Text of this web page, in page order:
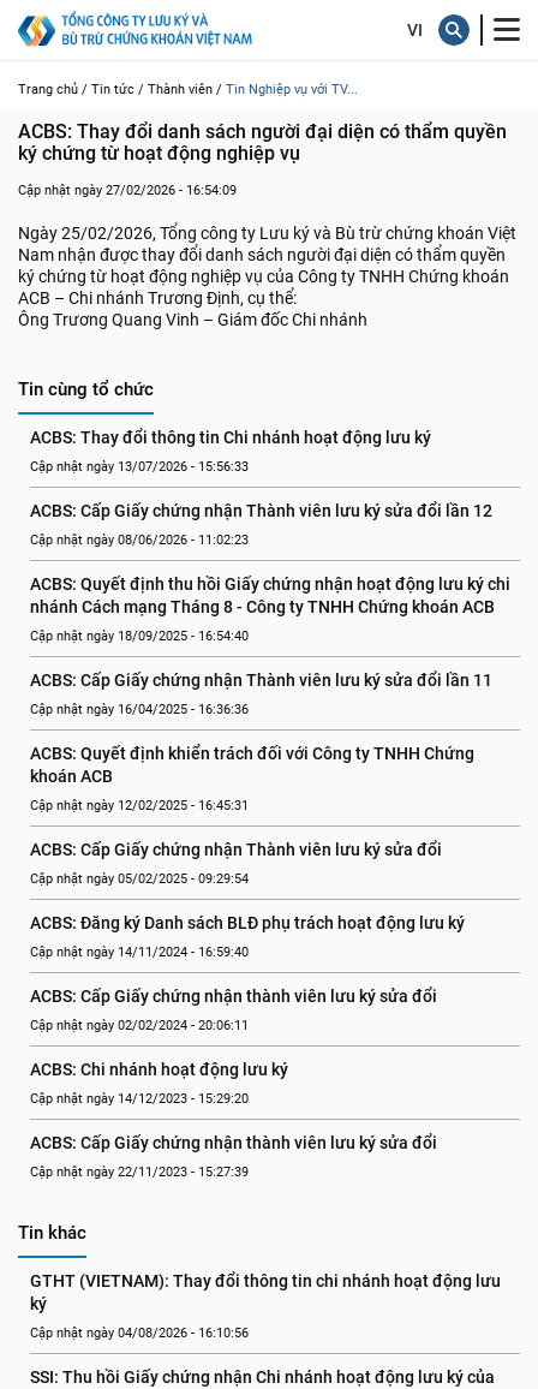
Trang chủ / Tin tức / Thành viên / Tin Nghiệp vụ với TV...
ACBS: Thay đổi danh sách người đại diện có thẩm quyền
ký chứng từ hoạt động nghiệp vụ
Cập nhật ngày 27/02/2026 - 16:54:09
Ngày 25/02/2026, Tổng công ty Lưu ký và Bù trừ chứng khoán Việt
Nam nhận được thay đổi danh sách người đại diện có thẩm quyền
ký chứng từ hoạt động nghiệp vụ của Công ty TNHH Chứng khoán
ACB – Chi nhánh Trương Định, cụ thể:
Ông Trương Quang Vinh – Giám đốc Chi nhánh
Tin cùng tổ chức
ACBS: Thay đổi thông tin Chi nhánh hoạt động lưu ký
Cập nhật ngày 13/07/2026 - 15:56:33
ACBS: Cấp Giấy chứng nhận Thành viên lưu ký sửa đổi lần 12
Cập nhật ngày 08/06/2026 - 11:02:23
ACBS: Quyết định thu hồi Giấy chứng nhận hoạt động lưu ký chi
nhánh Cách mạng Tháng 8 - Công ty TNHH Chứng khoán ACB
Cập nhật ngày 18/09/2025 - 16:54:40
ACBS: Cấp Giấy chứng nhận Thành viên lưu ký sửa đổi lần 11
Cập nhật ngày 16/04/2025 - 16:36:36
ACBS: Quyết định khiển trách đối với Công ty TNHH Chứng
khoán ACB
Cập nhật ngày 12/02/2025 - 16:45:31
ACBS: Cấp Giấy chứng nhận Thành viên lưu ký sửa đổi
Cập nhật ngày 05/02/2025 - 09:29:54
ACBS: Đăng ký Danh sách BLĐ phụ trách hoạt động lưu ký
Cập nhật ngày 14/11/2024 - 16:59:40
ACBS: Cấp Giấy chứng nhận thành viên lưu ký sửa đổi
Cập nhật ngày 02/02/2024 - 20:06:11
ACBS: Chi nhánh hoạt động lưu ký
Cập nhật ngày 14/12/2023 - 15:29:20
ACBS: Cấp Giấy chứng nhận thành viên lưu ký sửa đổi
Cập nhật ngày 22/11/2023 - 15:27:39
Tin khác
GTHT (VIETNAM): Thay đổi thông tin chi nhánh hoạt động lưu
ký
Cập nhật ngày 04/08/2026 - 16:10:56
SSI: Thu hồi Giấy chứng nhận Chi nhánh hoạt động lưu ký của